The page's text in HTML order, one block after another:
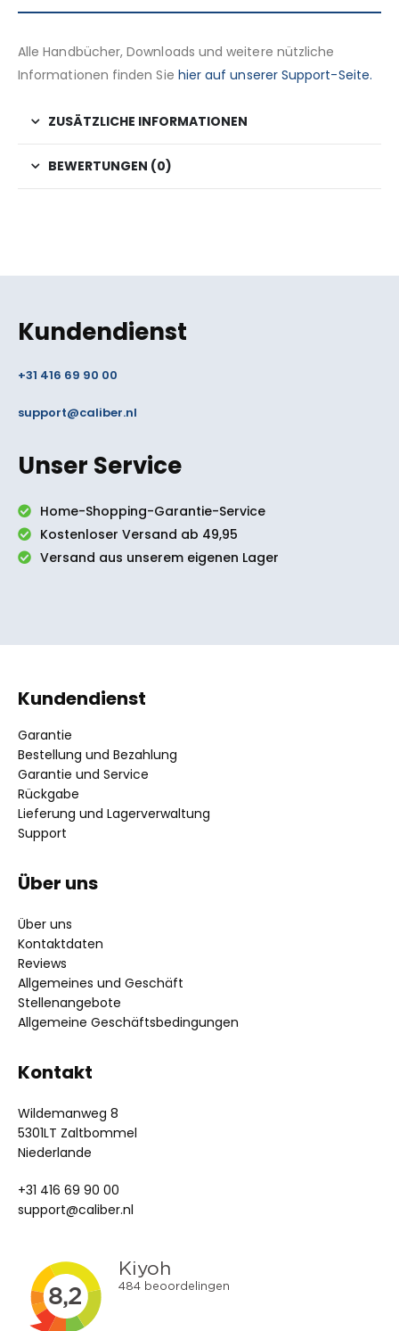
Alle Handbücher, Downloads und weitere nützliche
Informationen finden Sie hier auf unserer Support-Seite.
ZUSÄTZLICHE INFORMATIONEN
BEWERTUNGEN (0)
Kundendienst
+31 416 69 90 00
support@caliber.nl
Unser Service
Home-Shopping-Garantie-Service
Kostenloser Versand ab 49,95
Versand aus unserem eigenen Lager
Kundendienst
Garantie
Bestellung und Bezahlung
Garantie und Service
Rückgabe
Lieferung und Lagerverwaltung
Support
Über uns
Über uns
Kontaktdaten
Reviews
Allgemeines und Geschäft
Stellenangebote
Allgemeine Geschäftsbedingungen
Kontakt
Wildemanweg 8
5301LT Zaltbommel
Niederlande
+31 416 69 90 00
support@caliber.nl